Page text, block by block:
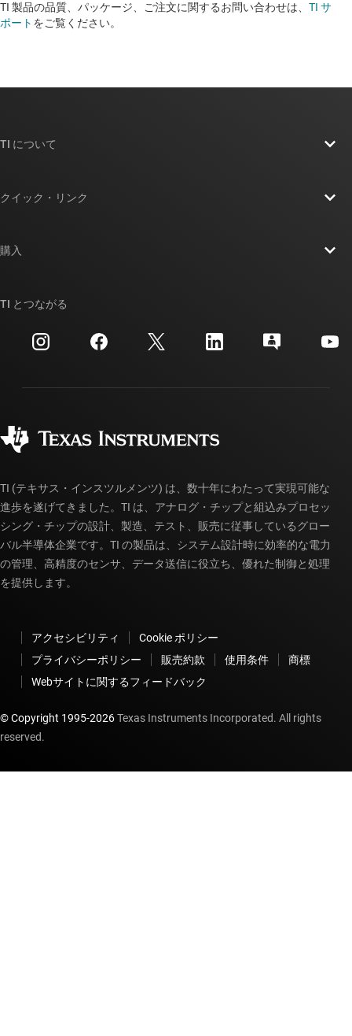
TI 製品の品質、パッケージ、ご注文に関するお問い合わせは、 TI サ
ポート をご覧ください。​​​​​​​​​​​​​​
TI について
投資家向け情報
製造
クイック・リンク
クロスリファレンス検索
カスタマー・サポート・センター
myTI アカウントの FAQ
購入
ご注文に関する FAQ
TI とつながる
TI (テキサス・インスツルメンツ) は、数十年にわたって実現可能な
進歩を遂げてきました。TI は、アナログ・チップと組込みプロセッ
シング・チップの設計、製造、テスト、販売に従事しているグロー
バル半導体企業です。TI の製品は、システム設計時に効率的な電力
の管理、高精度のセンサ、データ送信に役立ち、優れた制御と処理
を提供します。
アクセシビリティ
Cookie ポリシー
プライバシーポリシー
販売約款 使用条件
商標
Webサイトに関するフィードバック
© Copyright 1995-2026Texas Instruments Incorporated. All rights
reserved.